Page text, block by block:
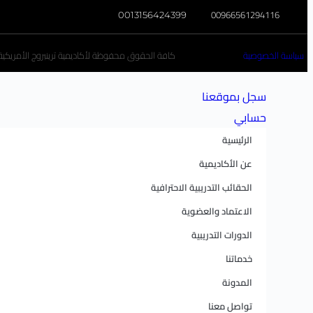
0013156424399 00966561294116
سياسة الخصوصية كافة الحقوق محفوظة لأكاديمية ترينبروج
سجل بموقعنا
حسابي
الرئيسية
عن الأكاديمية
الحقائب التدريبية الاحترافية
الاعتماد والعضوية
الدورات التدريبية
خدماتنا
المدونة
تواصل معنا